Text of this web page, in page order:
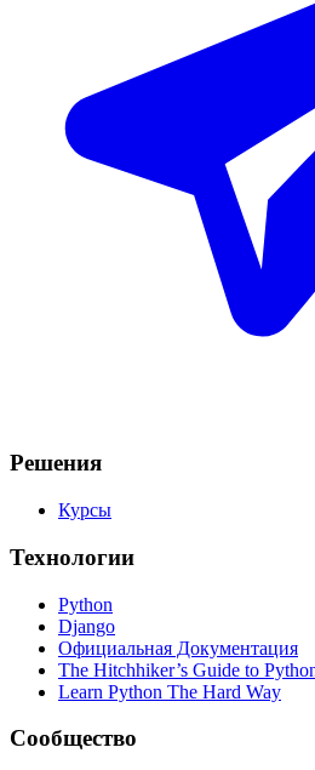
Решения
Курсы
Технологии
Python
Django
Официальная Документация
The Hitchhiker’s Guide to
Learn Python The Hard Way
Сообщество